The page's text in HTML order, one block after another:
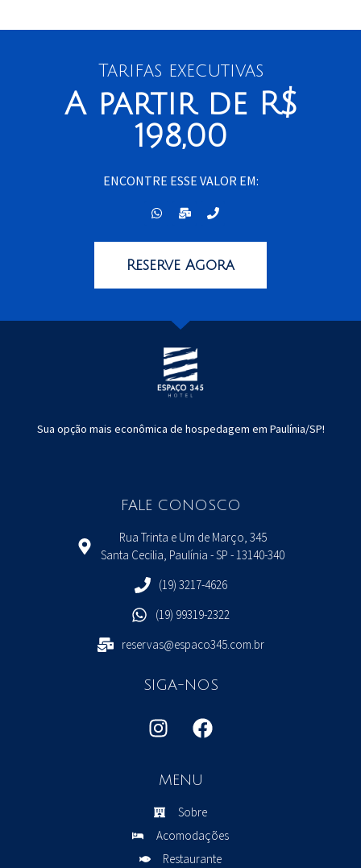
Tarifas executivas
A partir de R$
198,00
ENCONTRE ESSE VALOR EM:
Reserve Agora
Sua opção mais econômica de hospedagem em Paulínia/SP!
FALE CONOSCO
Rua Trinta e Um de Março, 345
Santa Cecilia, Paulínia - SP - 13140-340
(19) 3217-4626
​(19) 99319-2322
reservas@espaco345.com.br
SIGA-NOS
MENU
Sobre
Acomodações
Restaurante